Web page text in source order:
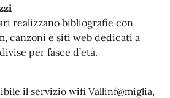
realizzano bibliografie con
canzoni e siti web dedicati a
per fasce d’età.
il servizio wifi Vallinf@miglia,